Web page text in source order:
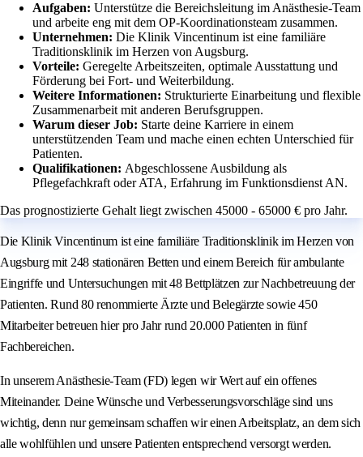
Aufgaben: Unterstütze die Bereichsleitung im Anästhesie-Team
und arbeite eng mit dem OP-Koordinationsteam zusammen.
Unternehmen: Die Klinik Vincentinum ist eine familiäre
Traditionsklinik im Herzen von Augsburg.
Vorteile: Geregelte Arbeitszeiten, optimale Ausstattung und
Förderung bei Fort- und Weiterbildung.
Weitere Informationen: Strukturierte Einarbeitung und flexible
Zusammenarbeit mit anderen Berufsgruppen.
Warum dieser Job: Starte deine Karriere in einem
unterstützenden Team und mache einen echten Unterschied für
Patienten.
Qualifikationen: Abgeschlossene Ausbildung als
Pflegefachkraft oder ATA, Erfahrung im Funktionsdienst AN.
Das prognostizierte Gehalt liegt zwischen 45000 - 65000 € pro Jahr.
Die Klinik Vincentinum ist eine familiäre Traditionsklinik im Herzen von
Augsburg mit 248 stationären Betten und einem Bereich für ambulante
Eingriffe und Untersuchungen mit 48 Bettplätzen zur Nachbetreuung der
Patienten. Rund 80 renommierte Ärzte und Belegärzte sowie 450
Mitarbeiter betreuen hier pro Jahr rund 20.000 Patienten in fünf
Fachbereichen.
In unserem Anästhesie-Team (FD) legen wir Wert auf ein offenes
Miteinander. Deine Wünsche und Verbesserungsvorschläge sind uns
wichtig, denn nur gemeinsam schaffen wir einen Arbeitsplatz, an dem sich
alle wohlfühlen und unsere Patienten entsprechend versorgt werden.